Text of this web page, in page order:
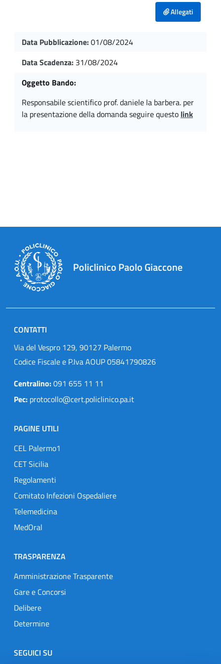
Allegati
Data Pubblicazione:01/08/2024
Data Scadenza: 31/08/2024
Oggetto Bando:
responsabile scientifico prof. daniele la barbera. per
la presentazione della domanda seguire questo link
Policlinico Paolo Giaccone
CONTATTI
Via del Vespro 129, 90127 Palermo
Codice Fiscale e P.Iva AOUP 05841790826
Centralino:091 655 11 11
Pec: protocollo@cert.policlinico.pa.it
PAGINE UTILI
CEL Palermo1
CET Sicilia
Regolamenti
Comitato Infezioni Ospedaliere
Telemedicina
MedOral
TRASPARENZA
Amministrazione Trasparente
Gare e Concorsi
Delibere
Determine
SEGUICI SU